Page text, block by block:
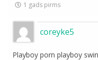
1 gads pirms
coreyke5
Playboy porn playboy